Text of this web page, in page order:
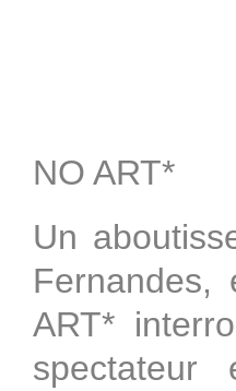
NO ART*
Un
Fernandes,
ART*